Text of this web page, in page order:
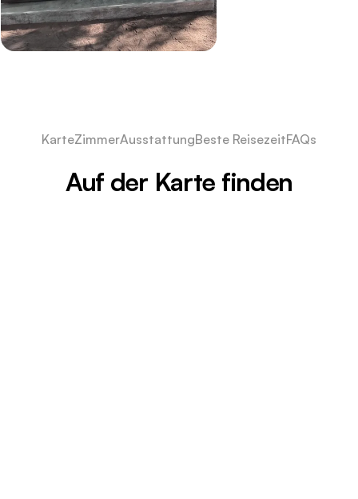
KarteZimmerAusstattungBeste ReisezeitFAQs
Auf der Karte finden